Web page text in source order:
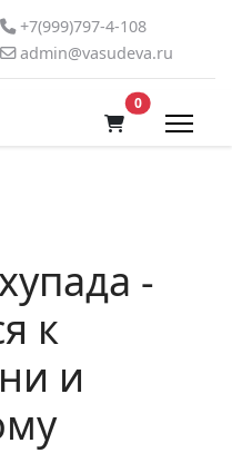
+7(999)797-4-108
admin@vasudeva.ru
0В корзину
-
к
и